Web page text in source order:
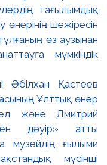
Қастеев
Ұлттық өнер
және Дмитрий
дәуір» атты
музейдің ғылыми
мүсінші